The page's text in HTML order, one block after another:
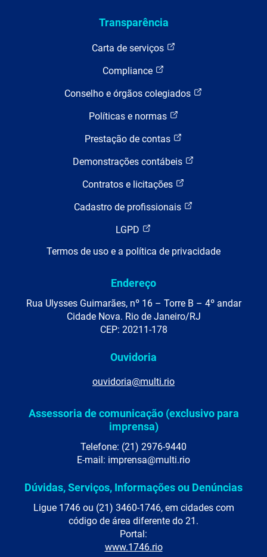
Transparência
Carta de serviços
Compliance
Conselho e órgãos colegiados
Políticas e normas
Prestação de contas
Demonstrações contábeis
Contratos e licitações
Cadastro de profissionais
LGPD
Termos de uso e a política de privacidade
Endereço
Rua Ulysses Guimarães, nº 16 – Torre B – 4º andar
Cidade Nova. Rio de Janeiro/RJ
CEP: 20211-178
Ouvidoria
ouvidoria@multi.rio
Assessoria de comunicação (exclusivo para
imprensa)
Telefone: (21) 2976-9440
E-mail: imprensa@multi.rio
Dúvidas, Serviços, Informações ou Denúncias
Ligue 1746 ou (21) 3460-1746, em cidades com
código de área diferente do 21.
Portal:
www.1746.rio